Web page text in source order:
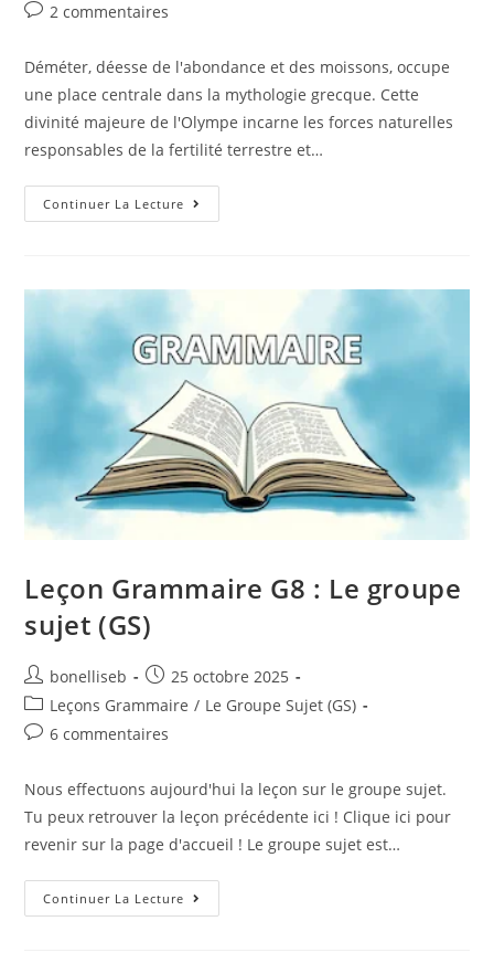
2 commentaires
Déméter, déesse de l'abondance et des moissons, occupe
une place centrale dans la mythologie grecque. Cette
divinité majeure de l'Olympe incarne les forces naturelles
responsables de la fertilité terrestre et…
Continuer La Lecture
Leçon Grammaire G8 : Le groupe
sujet (GS)
bonelliseb
25 octobre 2025
Leçons Grammaire / Le Groupe Sujet (GS)
6 commentaires
Nous effectuons aujourd'hui la leçon sur le groupe sujet.
Tu peux retrouver la leçon précédente ici ! Clique ici pour
revenir sur la page d'accueil ! Le groupe sujet est…
Continuer La Lecture